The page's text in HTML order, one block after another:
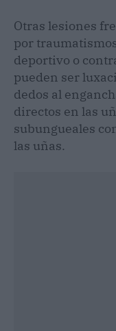
Otras lesiones
por
deportivo o
pueden ser
dedos al
directos en las
subungueales
las uñas.